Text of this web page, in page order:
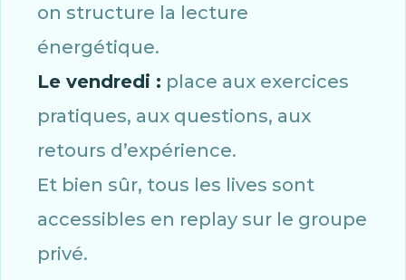
on structure la lecture
énergétique.
Le vendredi : place aux exercices
pratiques, aux questions, aux
retours d’expérience.
Et bien sûr, tous les lives sont
accessibles en replay sur le groupe
privé.